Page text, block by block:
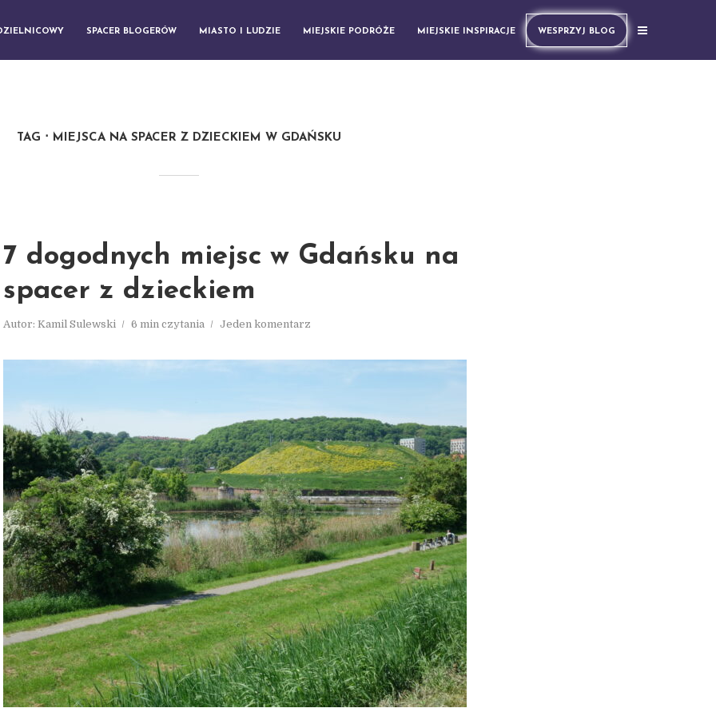
SPACER BLOGERÓW MIASTO I LUDZIE MIEJSKIE PODRÓŻE MIEJSKIE INSPIRACJE WESPRZYJ BLOG
TAG MIEJSCA NA SPACER Z DZIECKIEM W GDAŃSKU
7 dogodnych miejsc w Gdańsku na
spacer z dzieckiem
Autor: Kamil Sulewski 6 min czytania Jeden komentarz